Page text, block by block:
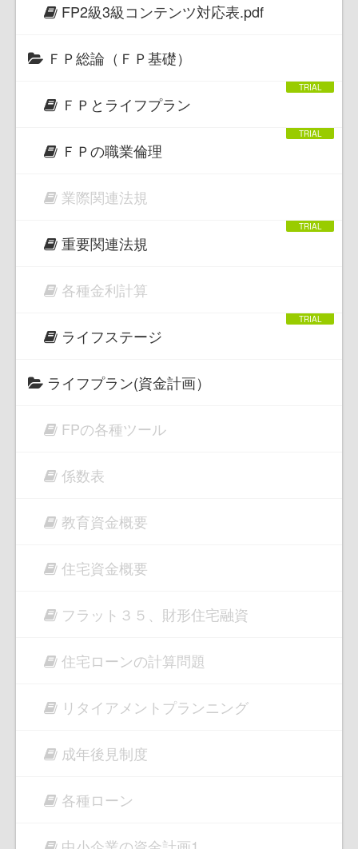
FP2級3級コンテンツ対応表.pdf
ＦＰ総論（ＦＰ基礎）
ＦＰとライフプラン
ＦＰの職業倫理
業際関連法規
重要関連法規
各種金利計算
ライフステージ
ライフプラン(資金計画）
FPの各種ツール
係数表
教育資金概要
住宅資金概要
フラット３５、財形住宅融資
住宅ローンの計算問題
リタイアメントプランニング
成年後見制度
各種ローン